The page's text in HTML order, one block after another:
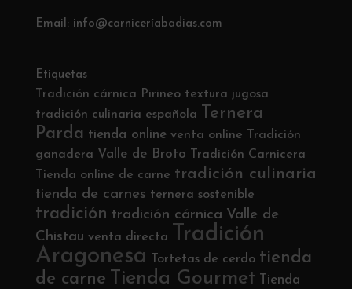
Email: info@carniceríabadias.com
Etiquetas
Tradición cárnica Pirineo textura jugosa
tradición culinaria española
Ternera
Parda tienda online venta online
Tradición
ganadera Valle de Broto
Tradición Carnicera
Tienda online de carne tradición culinaria
tienda de carnes ternera sostenible
tradición tradición cárnica Valle de
Chistau venta directa
Tradición
Aragonesa
Tortetas de cerdo tienda
de carne
Tienda Gourmet
Tienda